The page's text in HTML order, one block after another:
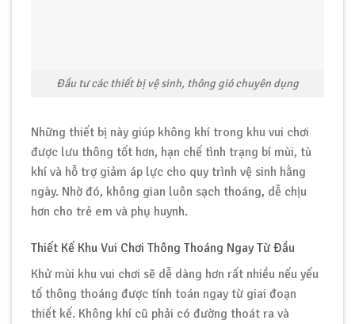
Đầu tư các thiết bị vệ sinh, thông gió chuyên dụng
Những thiết bị này giúp không khí trong khu vui chơi
được lưu thông tốt hơn, hạn chế tình trạng bí mùi, tù
khí và hỗ trợ giảm áp lực cho quy trình vệ sinh hằng
ngày. Nhờ đó, không gian luôn sạch thoáng, dễ chịu
hơn cho trẻ em và phụ huynh.
Thiết Kế Khu Vui Chơi Thông Thoáng Ngay Từ Đầu
Khử mùi khu vui chơi sẽ dễ dàng hơn rất nhiều nếu yếu
tố thông thoáng được tính toán ngay từ giai đoạn
thiết kế. Không khí cũ phải có đường thoát ra và